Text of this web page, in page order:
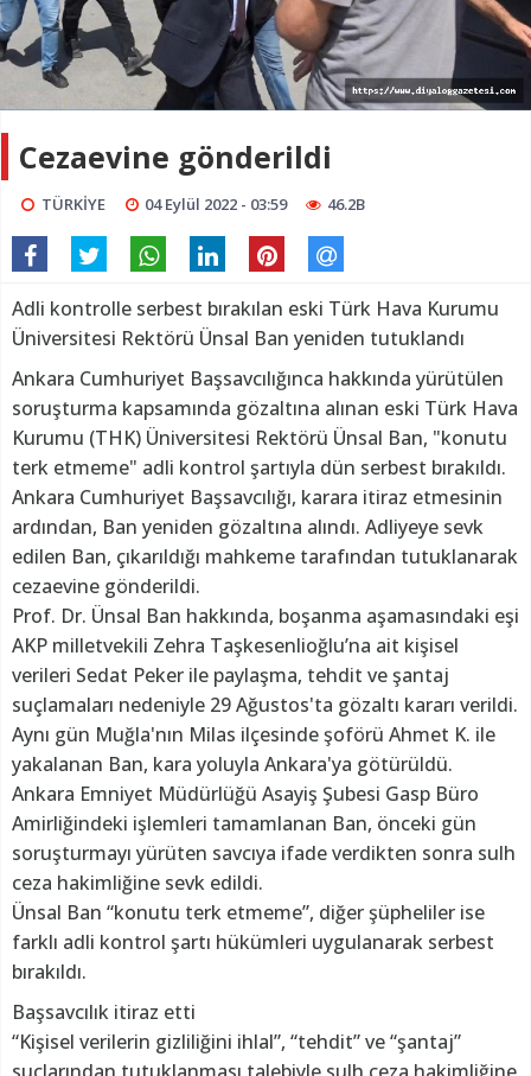
Cezaevine gönderildi
TÜRKİYE 04 Eylül 2022 - 03:59 46.2B
Adli kontrolle serbest bırakılan eski Türk Hava Kurumu
Üniversitesi Rektörü Ünsal Ban yeniden tutuklandı
Ankara Cumhuriyet Başsavcılığınca hakkında yürütülen
soruşturma kapsamında gözaltına alınan eski Türk Hava
Kurumu (THK) Üniversitesi Rektörü Ünsal Ban, "konutu
terk etmeme" adli kontrol şartıyla dün serbest bırakıldı.
Ankara Cumhuriyet Başsavcılığı, karara itiraz etmesinin
ardından, Ban yeniden gözaltına alındı. Adliyeye sevk
edilen Ban, çıkarıldığı mahkeme tarafından tutuklanarak
cezaevine gönderildi.
Prof. Dr. Ünsal Ban hakkında, boşanma aşamasındaki eşi
AKP milletvekili Zehra Taşkesenlioğlu’na ait kişisel
verileri Sedat Peker ile paylaşma, tehdit ve şantaj
suçlamaları nedeniyle 29 Ağustos'ta gözaltı kararı verildi.
Aynı gün Muğla'nın Milas ilçesinde şoförü Ahmet K. ile
yakalanan Ban, kara yoluyla Ankara'ya götürüldü.
Ankara Emniyet Müdürlüğü Asayiş Şubesi Gasp Büro
Amirliğindeki işlemleri tamamlanan Ban, önceki gün
soruşturmayı yürüten savcıya ifade verdikten sonra sulh
ceza hakimliğine sevk edildi.
Ünsal Ban “konutu terk etmeme”, diğer şüpheliler ise
farklı adli kontrol şartı hükümleri uygulanarak serbest
bırakıldı.
Başsavcılık itiraz etti
“Kişisel verilerin gizliliğini ihlal”, “tehdit” ve “şantaj”